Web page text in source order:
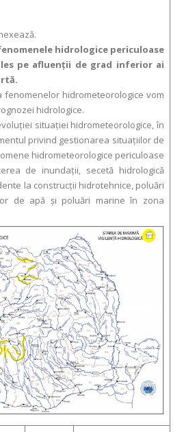
hidrologice periculoase
pe afluenții de grad inferior ai
hidrometeorologice vom
hidrologice.
situației hidrometeorologice, în
privind gestionarea situaţiilor de
hidrometeorologice periculoase
de inundații, secetă hidrologică
la construcții hidrotehnice, poluări
de apă și poluări marine în zona